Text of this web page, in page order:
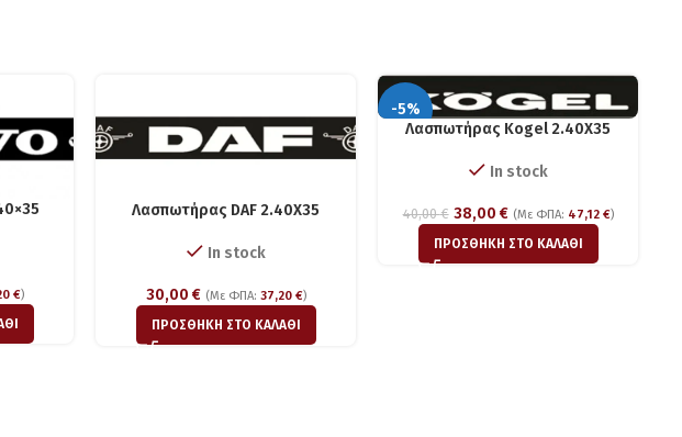
€)
Λασπωτήρας DAF 2.40X35
In stock
30,00 € (Με ΦΠΑ: 37,20 €)
ΠΡΟΣΘΉΚΗ ΣΤΟ ΚΑΛΆΘΙ
-5%
Λασπωτήρας Kogel 2.40X35
In stock
40,00€ 38,00 € (Με ΦΠΑ: 47,12 €)
ΠΡΟΣΘΉΚΗ ΣΤΟ ΚΑΛΆΘΙ